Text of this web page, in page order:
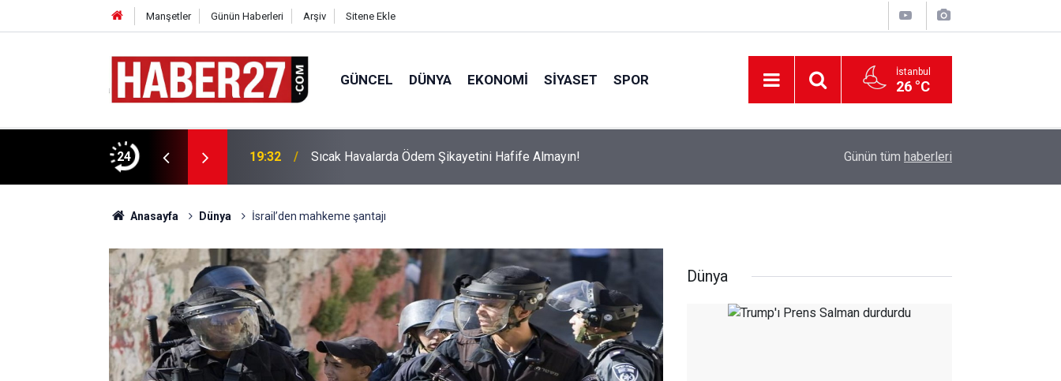
Manşetler Günün Haberleri Arşiv Sitene Ekle
GÜNCEL DÜNYA EKONOMI SIYASET SPOR İstanbul
26 °C
24 19:32 Sıcak Havalarda Ödem Şikayetini Hafife Almayın! İzmir 112’de Kan Donduran İddialar!
Günün tüm haberleri
Anasayfa Dünya İsrail’den mahkeme şantajı
Dünya